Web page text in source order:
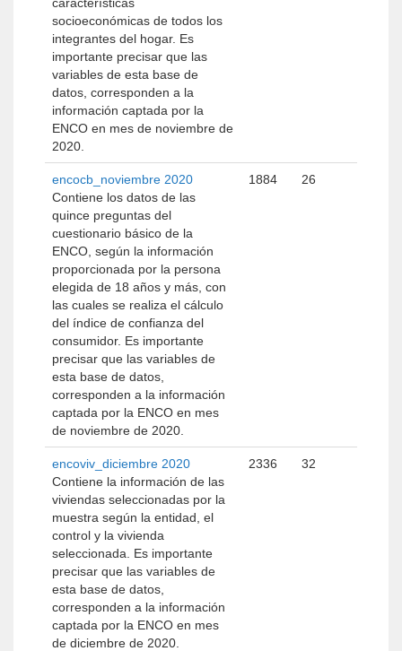
socioeconómicas de todos los
integrantes del hogar. Es
importante precisar que las
variables de esta base de
datos, corresponden a la
información captada por la
ENCO en mes de noviembre de
2020.
encocb_noviembre 2020
Contiene los datos de las
quince preguntas del
cuestionario básico de la
ENCO, según la información
proporcionada por la persona
elegida de 18 años y más, con
las cuales se realiza el cálculo
del índice de confianza del
consumidor. Es importante
precisar que las variables de
esta base de datos,
corresponden a la información
captada por la ENCO en mes
de noviembre de 2020.
1884 26
encoviv_diciembre 2020
Contiene la información de las
viviendas seleccionadas por la
muestra según la entidad, el
control y la vivienda
seleccionada. Es importante
precisar que las variables de
esta base de datos,
corresponden a la información
captada por la ENCO en mes
de diciembre de 2020.
2336 32